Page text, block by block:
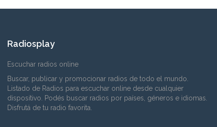
Radiosplay
Escuchar radios online
Buscar, publicar y promocionar radios de todo el mundo.
Listado de Radios para escuchar online desde cualquier
dispositivo. Podés buscar radios por países, géneros e idiomas.
Disfrutá de tu radio favorita.